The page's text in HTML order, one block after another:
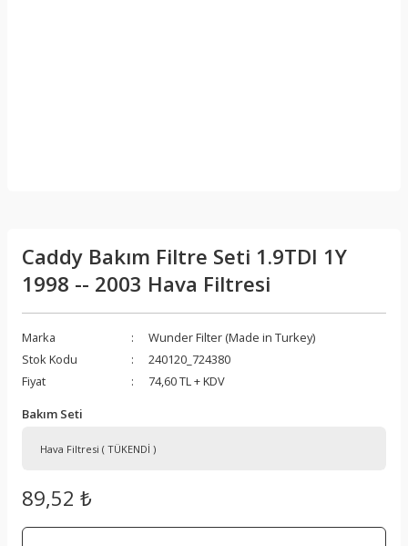
Caddy Bakım Filtre Seti 1.9TDI 1Y
1998 -- 2003 Hava Filtresi
Marka
Wunder Filter (Made in Turkey)
Stok Kodu
240120_724380
Fiyat
74,60 TL + KDV
Bakım Seti
89,52 ₺